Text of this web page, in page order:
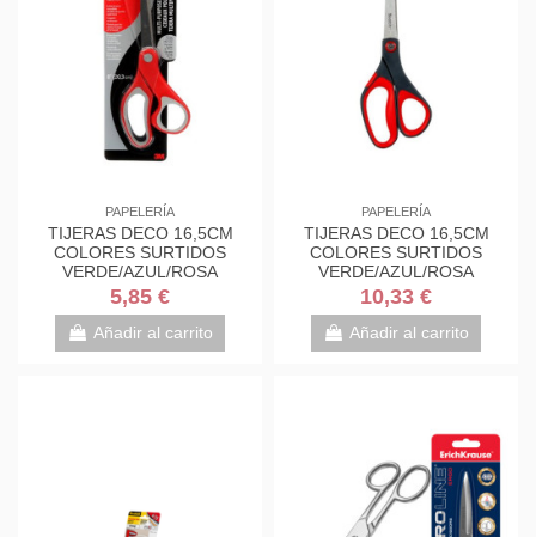
PAPELERÍA
TIJERAS DECO 16,5CM
COLORES SURTIDOS
VERDE/AZUL/ROSA
1561DS-M SCOTH
7000034004
5,85 €
Añadir al carrito
PAPELERÍA
TIJERAS DECO 16,5CM
COLORES SURTIDOS
VERDE/AZUL/ROSA
1561DS-M SCOTH
7000034004
10,33 €
Añadir al carrito